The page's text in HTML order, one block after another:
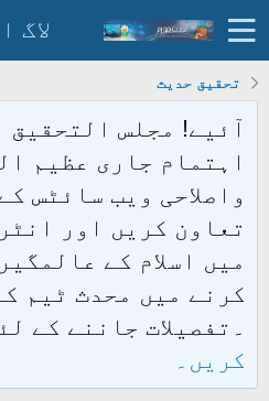
لاگ
تحقیق حدیث
آئیے! مجلس التحقیق
اہتمام جاری عظیم
واصلاحی ویب سائٹس
تعاون کریں اور
میں اسلام کے
کرنے میں محدث ٹیم
۔تفصیلات جاننے کے
کریں۔